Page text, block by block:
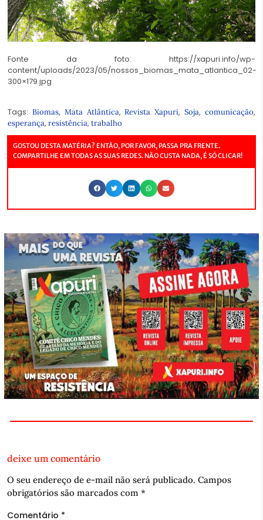
Fonte da foto: https://xapuri.info/wp-
content/uploads/2023/05/nossos_biomas_mata_atlantica_02-
300×179.jpg
Tags: Biomas, Mata Atlântica,Revista Xapuri,Soja,comunicação,
esperança, resistência, trabalho
GOSTOU DESTA MATÉRIA? ENTÃO, POR FAVOR, PASSA PRA FRENTE.
COMPARTILHE EM TODAS AS SUAS REDES. NÃO CUSTA NADA, É SÓ CLICAR!
deixe um comentário
O seu endereço de e-mail não será publicado. Campos
obrigatórios são marcados com *
Comentário *